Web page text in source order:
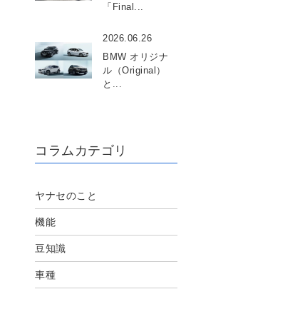
「Final...
2026.06.26
BMW オリジナ
ル（Original）
と...
コラムカテゴリ
ヤナセのこと
機能
豆知識
車種